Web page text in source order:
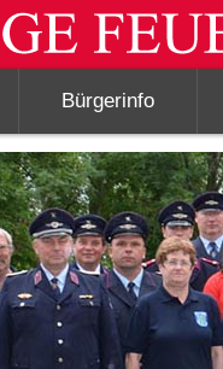
Bürgerinfo